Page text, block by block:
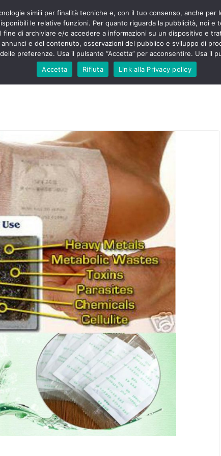
sono
senza
aggressioni
“tagli e
proclamato lo
Up contro
e
Up:
anche
POLITICA STUDENTI SALUTE COMUNICATI
simili per finalità tecniche e, con il tuo consenso, anche
le relative funzioni. Per quanto riguarda la pubblicità, noi
fine di archiviare e/o accedere a informazioni su un dispositivo e
e del contenuto, osservazioni del pubblico e sviluppo di
preferenze. Usa il pulsante “Accetta” per acconsentire. Usa il
Accetta
Rifiuta Link alla Privacy policy